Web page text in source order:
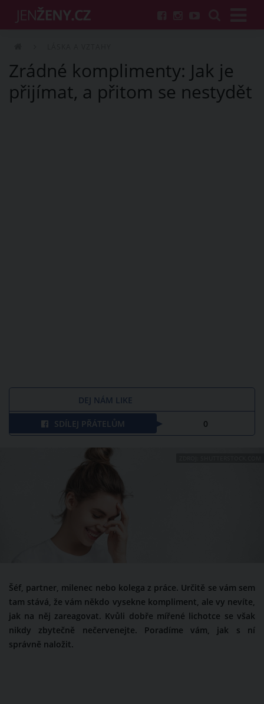
Zrádné komplimenty: Jak je
přijímat, a přitom se nestydět
DEJ NÁM LIKE
SDÍLEJ PŘÁTELŮM 0
Šéf, partner, milenec nebo kolega z práce. Určitě se vám sem
tam stává, že vám někdo vysekne kompliment, ale vy nevíte,
jak na něj zareagovat. Kvůli dobře mířené lichotce se však
nikdy zbytečně nečervenejte. Poradíme vám, jak s ní
správně naložit.